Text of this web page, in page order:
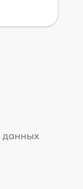
данных